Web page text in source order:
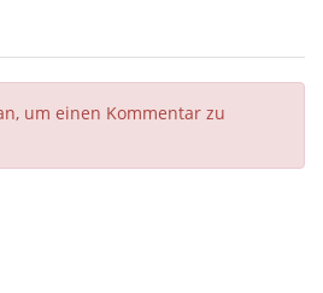
um einen Kommentar zu